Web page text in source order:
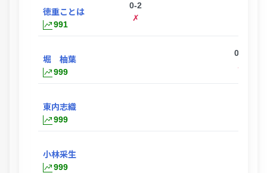
徳重ことは
991
0-2
✗
堀 柚葉
999
0-2
✗
東内志織
999
小林采生
999